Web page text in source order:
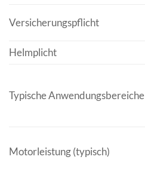
Versicherungspflicht
Helmplicht
Typische Anwendungsbereiche
Motorleistung (typisch)